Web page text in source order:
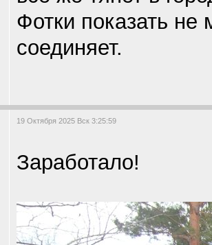
Фотки показать не
соединяет.
19 Октября 2025 Вск 3:25:59
Заработало!